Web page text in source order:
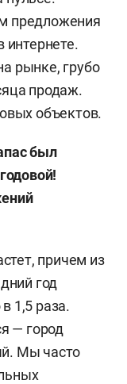
предложения
интернете.
рынке, грубо
продаж.
объектов.
был
причем из
год
1,5 раза.
— город
Мы часто